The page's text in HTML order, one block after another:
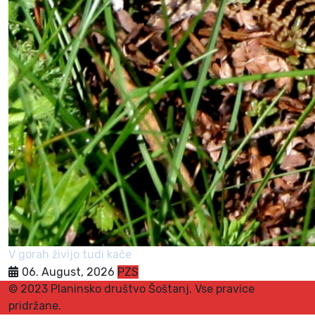
V gorah živijo tudi kače
06. August, 2026 PZS
© 2023 Planinsko društvo Šoštanj. Vse pravice
pridržane.